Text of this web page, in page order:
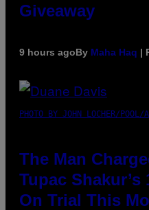
Giveaway
9 hours agoBy Maha Haq |
PHOTO BY JOHN LOCHER/
The Man
Tupac Shakur’s
On Trial This